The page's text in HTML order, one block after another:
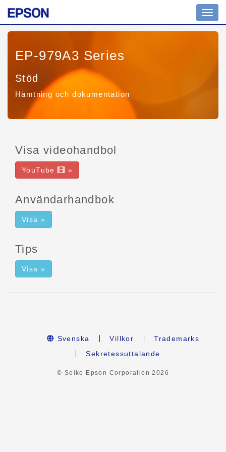
EP-979A3 Series
Stöd
Hämtning och dokumentation
Visa videohandbol
YouTube »
Användarhandbok
Visa »
Tips
Visa »
Svenska Villkor
Trademarks
Sekretessuttalande
© Seiko Epson Corporation2026